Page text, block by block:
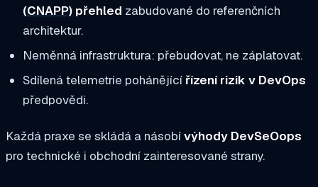
(CNAPP)přehled zabudované do referenčních
architektur.
Neměnná infrastruktura: přebudovat, ne záplatovat.
Sdílená telemetrie pohánějící řízení rizik v DevOps
předpovědi.
Každá praxe se skládá a násobívýhody DevSeOops
pro technické i obchodní zainteresované strany.